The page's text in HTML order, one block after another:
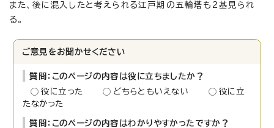
また、後に混入したと考えられる江戸期の五輪塔も2基見られ
る。
ご意見をお聞かせください
質問：このページの内容は役に立ちましたか？
役に立った
どちらともいえない
役に立
たなかった
質問：このページの内容はわかりやすかったですか？